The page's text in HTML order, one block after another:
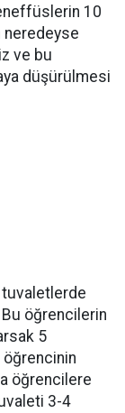
10
neredeyse
ve bu
düşürülmesi
öğrencilerin
5
öğrencilere
3-4